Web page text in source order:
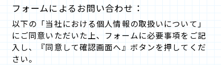
フォームによるお問い合わせ：
以下の「当社における個人情報の取扱いについて」
にご同意いただいた上、フォームに必要事項をご記
入し、『同意して確認画面へ』ボタンを押してくだ
さい。